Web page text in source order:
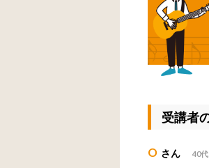
受講者
O さん 40